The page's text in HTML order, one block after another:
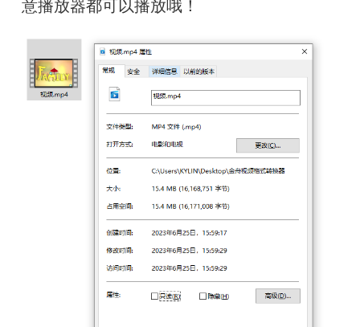
意播放器都可以播放哦！